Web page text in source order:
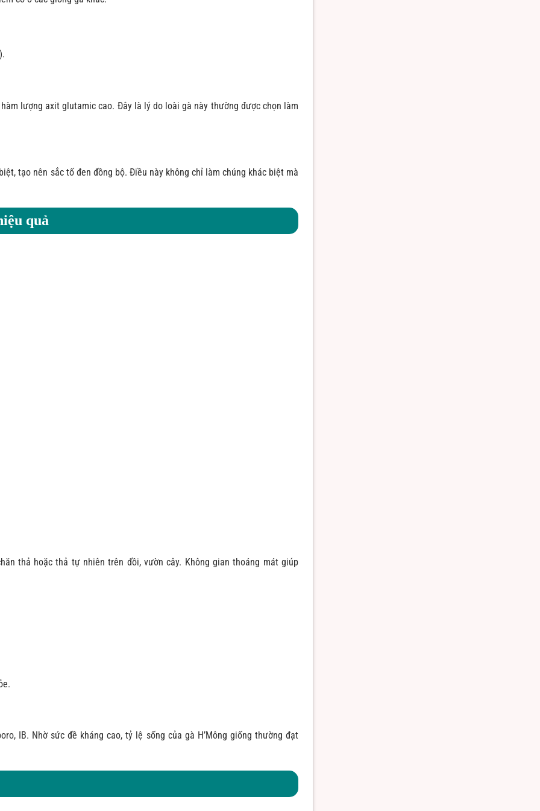
lượng axit glutamic cao. Đây là lý do loài gà này thường được chọn làm
tạo nên sắc tố đen đồng bộ. Điều này không chỉ làm chúng khác biệt mà
quả
thả hoặc thả tự nhiên trên đồi, vườn cây. Không gian thoáng mát giúp
IB. Nhờ sức đề kháng cao, tỷ lệ sống của gà H’Mông giống thường đạt